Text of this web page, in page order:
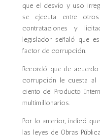
que el desvío y uso
se ejecuta entre
contrataciones y
legislador señaló que
factor de corrupción.
Recordó que de
corrupción le cuesta
ciento del Producto
multimillonarios.
Por lo anterior, indicó
las leyes de Obras